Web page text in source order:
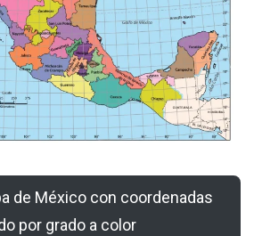
de México con coordenadas
por grado a color